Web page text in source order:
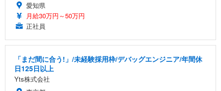
愛知県
月給30万円～50万円
正社員
「まだ間に合う!」/未経験採用枠/デバッグエンジニア/年間休
日125日以上
Yts株式会社